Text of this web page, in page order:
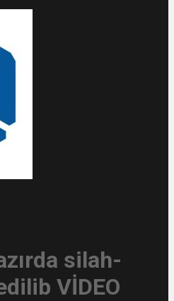
silah-
VİDEO